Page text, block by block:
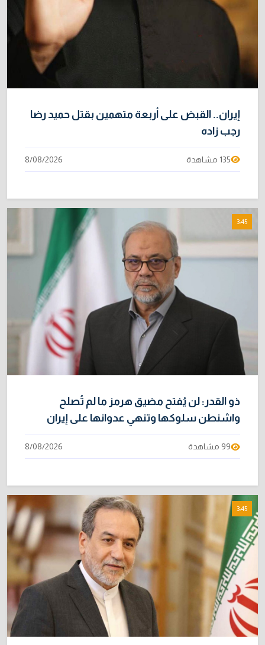
إيران.. القبض على أربعة متهمين بقتل حميد رضا
رجب زاده
135 مشاهدة 8/08/2026
3:45
ذو القدر: لن يُفتح مضيق هرمز ما لم تُصلح
واشنطن سلوكها وتنهي عدوانها على إيران
99 مشاهدة 8/08/2026
3:45